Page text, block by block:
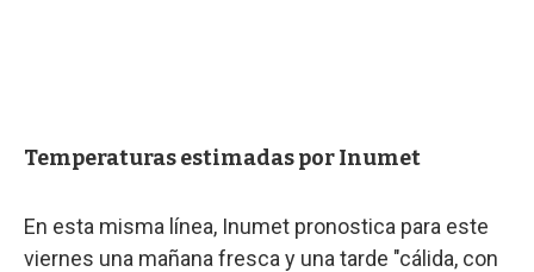
Temperaturas estimadas por Inumet
En esta misma línea, Inumet pronostica para este
viernes una mañana fresca y una tarde "cálida, con